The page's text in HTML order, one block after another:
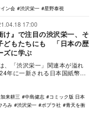
ン会 渋沢栄一 星野泰視
17:00
け』で注目の渋沢栄一、そ
どもたちにも 「日本の歴
ズに学ぶ
、「渋沢栄一」関連本が溢れ
年に一新される日本国紙幣
加来耕三 中島健志
コミック版 日本
ろみ 渋沢栄一 ポプラ社
青天を衝